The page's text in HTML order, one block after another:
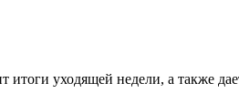
уходящей недели, а также